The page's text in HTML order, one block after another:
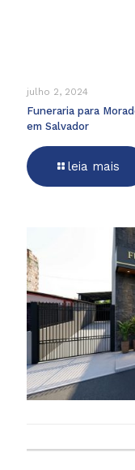
julho 2, 2024
Funeraria para
em Salvador
leia mais